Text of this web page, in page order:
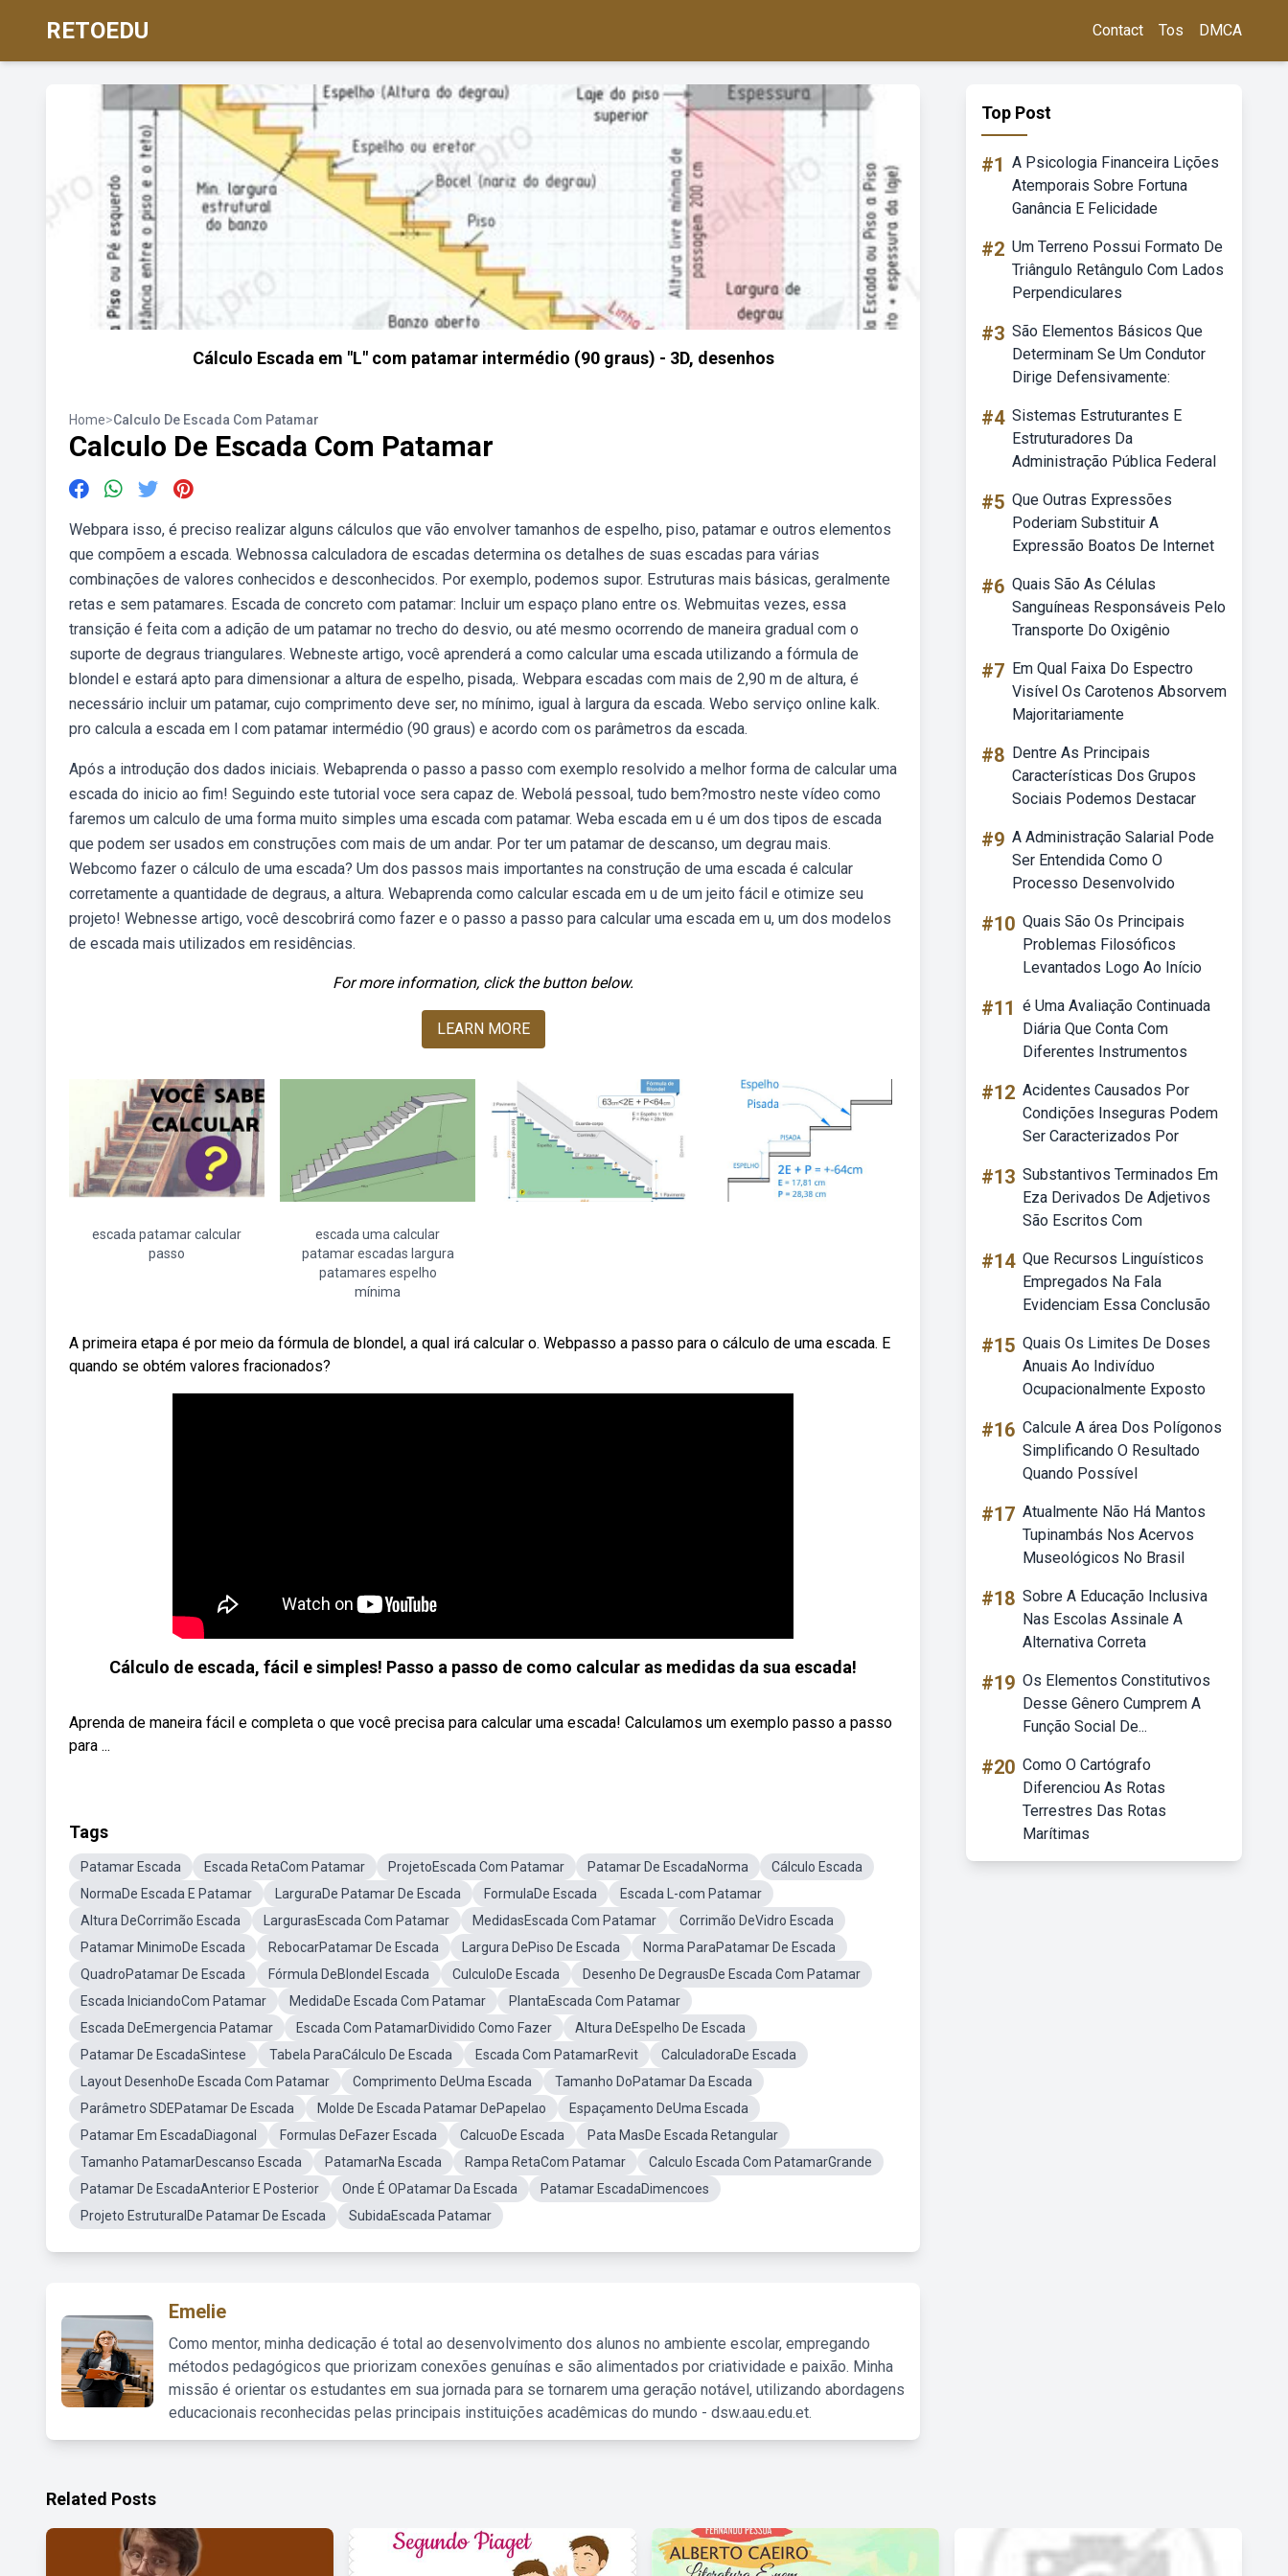
RETOEDU Contact Tos DMCA
Cálculo Escada em "L" com patamar intermédio (90 graus) - 3D, desenhos
Home>Calculo De Escada Com Patamar
Calculo De Escada Com Patamar
Webpara isso, é preciso realizar alguns cálculos que vão envolver tamanhos de espelho, piso, patamar e outros elementos
que compõem a escada. Webnossa calculadora de escadas determina os detalhes de suas escadas para várias
combinações de valores conhecidos e desconhecidos. Por exemplo, podemos supor. Estruturas mais básicas, geralmente
retas e sem patamares. Escada de concreto com patamar: Incluir um espaço plano entre os. Webmuitas vezes, essa
transição é feita com a adição de um patamar no trecho do desvio, ou até mesmo ocorrendo de maneira gradual com o
suporte de degraus triangulares. Webneste artigo, você aprenderá a como calcular uma escada utilizando a fórmula de
blondel e estará apto para dimensionar a altura de espelho, pisada,. Webpara escadas com mais de 2,90 m de altura, é
necessário incluir um patamar, cujo comprimento deve ser, no mínimo, igual à largura da escada. Webo serviço online kalk.
pro calcula a escada em l com patamar intermédio (90 graus) e acordo com os parâmetros da escada.
Após a introdução dos dados iniciais. Webaprenda o passo a passo com exemplo resolvido a melhor forma de calcular uma
escada do inicio ao fim! Seguindo este tutorial voce sera capaz de. Webolá pessoal, tudo bem?mostro neste vídeo como
faremos um calculo de uma forma muito simples uma escada com patamar. Weba escada em u é um dos tipos de escada
que podem ser usados em construções com mais de um andar. Por ter um patamar de descanso, um degrau mais.
Webcomo fazer o cálculo de uma escada? Um dos passos mais importantes na construção de uma escada é calcular
corretamente a quantidade de degraus, a altura. Webaprenda como calcular escada em u de um jeito fácil e otimize seu
projeto! Webnesse artigo, você descobrirá como fazer e o passo a passo para calcular uma escada em u, um dos modelos
de escada mais utilizados em residências.
For more information, click the button below.
LEARN MORE
escada patamar calcular
passo
escada uma calcular
patamar escadas largura
patamares espelho
mínima
A primeira etapa é por meio da fórmula de blondel, a qual irá calcular o. Webpasso a passo para o cálculo de uma escada. E
quando se obtém valores fracionados?
Cálculo de escada, fácil e simples! Passo a passo de como calcular as medidas da sua escada!
Aprenda de maneira fácil e completa o que você precisa para calcular uma escada! Calculamos um exemplo passo a passo
para ...
Tags
Patamar Escada Escada RetaCom Patamar ProjetoEscada Com Patamar Patamar De EscadaNorma
Cálculo Escada
NormaDe Escada E Patamar
LarguraDe Patamar De Escada FormulaDe Escada
Escada L-com Patamar
Altura DeCorrimão Escada
LargurasEscada Com Patamar MedidasEscada Com Patamar
Corrimão DeVidro Escada
Patamar MinimoDe Escada
RebocarPatamar De Escada Largura DePiso De Escada
Norma ParaPatamar De Escada
QuadroPatamar De Escada
Fórmula DeBlondel Escada CulculoDe Escada
Desenho De DegrausDe Escada Com Patamar
Escada IniciandoCom Patamar
MedidaDe Escada Com Patamar
PlantaEscada Com Patamar
Escada DeEmergencia Patamar
Escada Com PatamarDividido Como Fazer
Altura DeEspelho De Escada
Patamar De EscadaSintese
Tabela ParaCálculo De Escada Escada Com PatamarRevit
CalculadoraDe Escada
Layout DesenhoDe Escada Com Patamar
Comprimento DeUma Escada
Tamanho DoPatamar Da Escada
Parâmetro SDEPatamar De Escada
Molde De Escada Patamar DePapelao
Espaçamento DeUma Escada
Patamar Em EscadaDiagonal
Formulas DeFazer Escada CalcuoDe Escada
Pata MasDe Escada Retangular
Tamanho PatamarDescanso Escada
PatamarNa Escada Rampa RetaCom Patamar
Calculo Escada Com PatamarGrande
Patamar De EscadaAnterior E Posterior
Onde É OPatamar Da Escada
Patamar EscadaDimencoes
Projeto EstruturalDe Patamar De Escada
SubidaEscada Patamar
Emelie
Como mentor, minha dedicação é total ao desenvolvimento dos alunos no ambiente escolar, empregando
métodos pedagógicos que priorizam conexões genuínas e são alimentados por criatividade e paixão. Minha
missão é orientar os estudantes em sua jornada para se tornarem uma geração notável, utilizando abordagens
educacionais reconhecidas pelas principais instituições acadêmicas do mundo - dsw.aau.edu.et.
Top Post
#1 A Psicologia Financeira Lições
Atemporais Sobre Fortuna
Ganância E Felicidade
#2 Um Terreno Possui Formato De
Triângulo Retângulo Com Lados
Perpendiculares
#3 São Elementos Básicos Que
Determinam Se Um Condutor
Dirige Defensivamente:
#4 Sistemas Estruturantes E
Estruturadores Da
Administração Pública Federal
#5 Que Outras Expressões
Poderiam Substituir A
Expressão Boatos De Internet
#6 Quais São As Células
Sanguíneas Responsáveis Pelo
Transporte Do Oxigênio
#7 Em Qual Faixa Do Espectro
Visível Os Carotenos Absorvem
Majoritariamente
#8 Dentre As Principais
Características Dos Grupos
Sociais Podemos Destacar
#9 A Administração Salarial Pode
Ser Entendida Como O
Processo Desenvolvido
#10 Quais São Os Principais
Problemas Filosóficos
Levantados Logo Ao Início
#11 é Uma Avaliação Continuada
Diária Que Conta Com
Diferentes Instrumentos
#12 Acidentes Causados Por
Condições Inseguras Podem
Ser Caracterizados Por
#13 Substantivos Terminados Em
Eza Derivados De Adjetivos
São Escritos Com
#14 Que Recursos Linguísticos
Empregados Na Fala
Evidenciam Essa Conclusão
#15 Quais Os Limites De Doses
Anuais Ao Indivíduo
Ocupacionalmente Exposto
#16 Calcule A área Dos Polígonos
Simplificando O Resultado
Quando Possível
#17 Atualmente Não Há Mantos
Tupinambás Nos Acervos
Museológicos No Brasil
#18 Sobre A Educação Inclusiva
Nas Escolas Assinale A
Alternativa Correta
#19 Os Elementos Constitutivos
Desse Gênero Cumprem A
Função Social De...
#20 Como O Cartógrafo
Diferenciou As Rotas
Terrestres Das Rotas
Marítimas
Related Posts